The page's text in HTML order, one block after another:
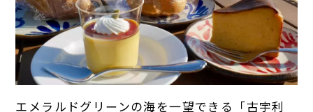
エメラルドグリーンの海を一望できる「古宇利